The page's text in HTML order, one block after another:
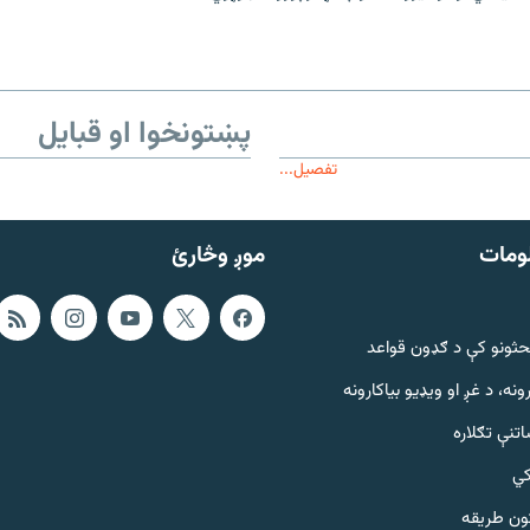
تفصیل...
پښتونخوا او قبایل
موږ وڅارئ
کې د ګډون قواعد
د غږ او ویډیو بیاکارونه
تګلاره
طریقه